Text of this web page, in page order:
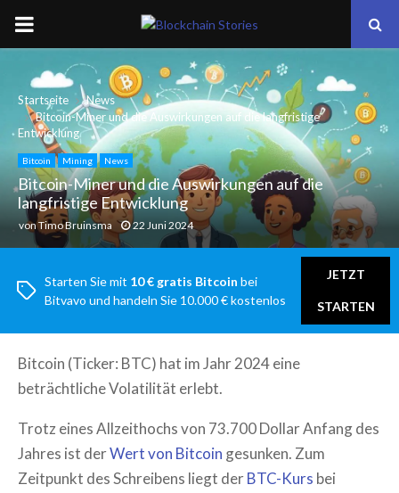
PRIMARY
MENU
Startseite
News
Bitcoin-Miner und die Auswirkungen auf die langfristige
Entwicklung
Bitcoin Mining News
Bitcoin-Miner und die Auswirkungen auf die
langfristige Entwicklung
vonTimo Bruinsma 22 Juni 2024
Starten Sie mit 10 € gratis Bitcoin bei
Bitvavo und handeln Sie 10.000 € kostenlos
JETZT
STARTEN
Bitcoin (Ticker: BTC) hat im Jahr 2024 eine
beträchtliche Volatilität erlebt.
Trotz eines Allzeithochs von 73.700 Dollar Anfang des
Jahres ist derWert von Bitcoin gesunken. Zum
Zeitpunkt des Schreibens liegt derBTC-Kurs bei